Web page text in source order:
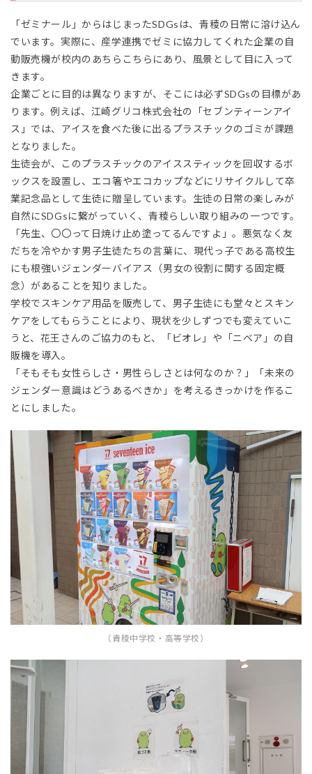
「ゼミナール」からはじまったSDGsは、青稜の日常に溶け込ん
でいます。実際に、産学連携でゼミに協力してくれた企業の自
動販売機が校内のあちらこちらにあり、風景として目に入って
きます。
企業ごとに目的は異なりますが、そこには必ずSDGsの目標があ
ります。例えば、江崎グリコ株式会社の「セブンティーンアイ
ス」では、アイスを食べた後に出るプラスチックのゴミが課題
となりました。
生徒会が、このプラスチックのアイススティックを回収するボ
ックスを設置し、エコ箸やエコカップなどにリサイクルして卒
業記念品として生徒に贈呈しています。生徒の日常の楽しみが
自然にSDGsに繋がっていく、青稜らしい取り組みの一つです。
「先生、〇〇って日焼け止め塗ってるんですよ」。悪気なく友
だちを冷やかす男子生徒たちの言葉に、現代っ子である高校生
にも根強いジェンダーバイアス（男女の役割に関する固定概
念）があることを知りました。
学校でスキンケア用品を販売して、男子生徒にも堂々とスキン
ケアをしてもらうことにより、現状を少しずつでも変えていこ
うと、花王さんのご協力のもと、「ビオレ」や「ニベア」の自
販機を導入。
「そもそも女性らしさ・男性らしさとは何なのか？」「未来の
ジェンダー意識はどうあるべきか」を考えるきっかけを作るこ
とにしました。
（青稜中学校・高等学校）